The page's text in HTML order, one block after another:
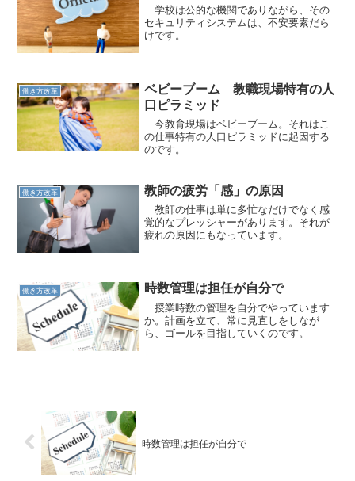
学校は公的な機関でありながら、その
セキュリティシステムは、不安要素だら
けです。
働き方改革
ベビーブーム 教職現場特有の人
口ピラミッド
今教育現場はベビーブーム。それはこ
の仕事特有の人口ピラミッドに起因する
のです。
働き方改革 教師の疲労「感」の原因
教師の仕事は単に多忙なだけでなく感
覚的なプレッシャーがあります。それが
疲れの原因にもなっています。
働き方改革 時数管理は担任が自分で
授業時数の管理を自分でやっています
か。計画を立て、常に見直しをしなが
ら、ゴールを目指していくのです。
時数管理は担任が自分で